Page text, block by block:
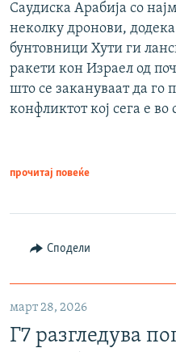
Саудиска Арабија со
неколку дронови,
бунтовници Хути ги
ракети кон Израел од
што се закануваат да го
конфликтот кој сега е во
прочитај повеќе
Сподели
март 28, 2026
Г7 разгледува